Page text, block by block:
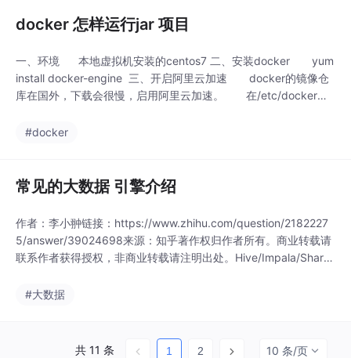
docker 怎样运行jar 项目
一、环境 本地虚拟机安装的centos7 二、安装docker yum
install docker-engine 三、开启阿里云加速 docker的镜像仓
库在国外，下载会很慢，启用阿里云加速。 在/etc/docker目
#docker
常见的大数据 引擎介绍
作者：李小翀链接：https://www.zhihu.com/question/2182227
5/answer/39024698来源：知乎著作权归作者所有。商业转载请
联系作者获得授权，非商业转载请注明出处。Hive/Impala/Shark/
自从Google在2006年之前的几篇论文奠定云计算领域基础，尤其
#大数据
共 11 条 1 2 10 条/页